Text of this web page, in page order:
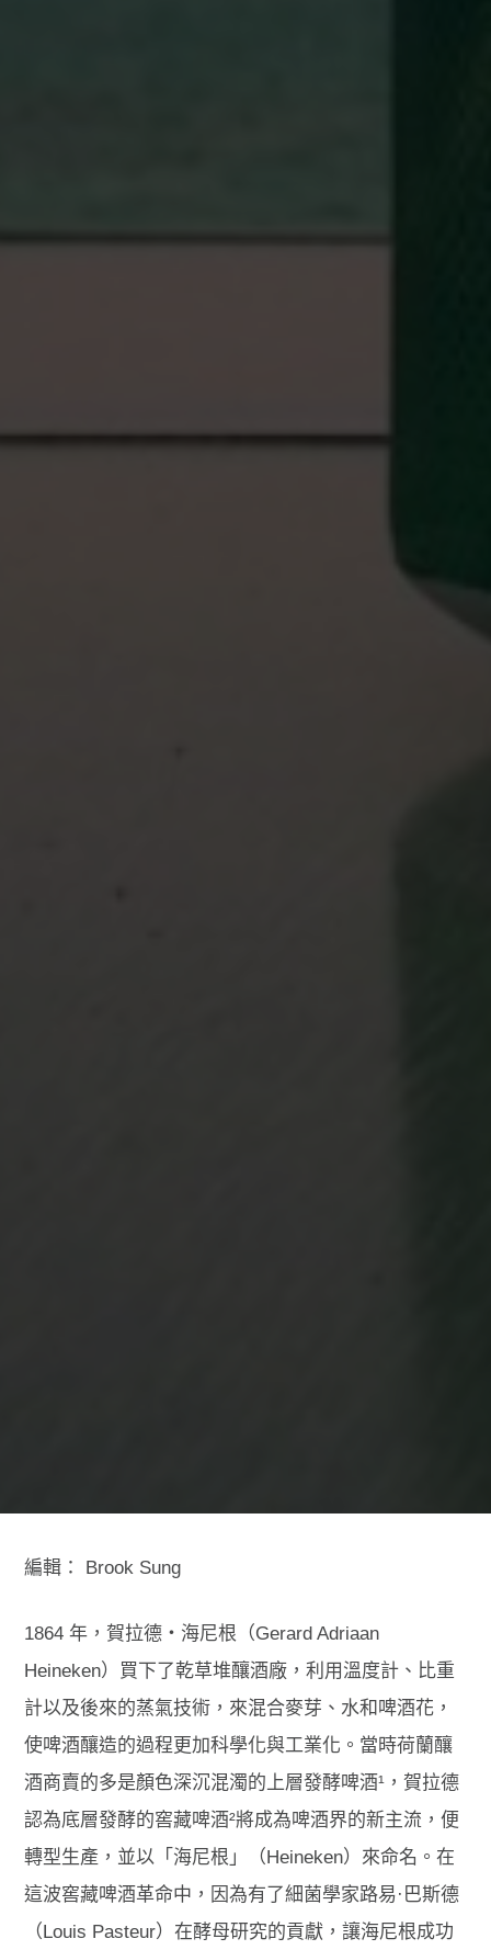
編輯： Brook Sung
1864 年，賀拉德‧海尼根（Gerard Adriaan
Heineken）買下了乾草堆釀酒廠，利用溫度計、 比重
計以及後來的蒸氣技術，來混合麥芽、水和啤酒花，
使啤酒釀造的過程更加科學化與工業化。當時荷蘭釀
酒商賣的多是顏色深沉混濁的上層發酵啤酒¹，賀拉德
認為底層發酵的窖藏啤酒²將成為啤酒界的新主流，便
轉型生產，並以「海尼根」
（Heineken） 來命名。在
這波窖藏啤酒革命中， 因為有了細菌學家路易·巴斯德
（Louis Pasteur）在酵母研究的貢獻，讓海尼根成功